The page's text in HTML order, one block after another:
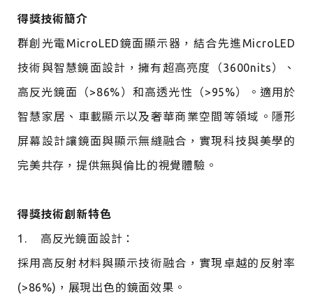
有
限
公
司
MicroLED
面
顯
器
得獎技術簡介
群創光電MicroLED鏡面顯示器，結合先進MicroLED
技術與智慧鏡面設計，擁有超高亮度（3600nits）、
高反光鏡面（>86%）和高透光性（>95%）。適用於
智慧家居、車載顯示以及奢華商業空間等領域。隱形
屏幕設計讓鏡面與顯示無縫融合，實現科技與美學的
完美共存，提供無與倫比的視覺體驗。
得獎技術創新特色
1. 高反光鏡面設計：
採用高反射材料與顯示技術融合，實現卓越的反射率
(>86%)，展現出色的鏡面效果。